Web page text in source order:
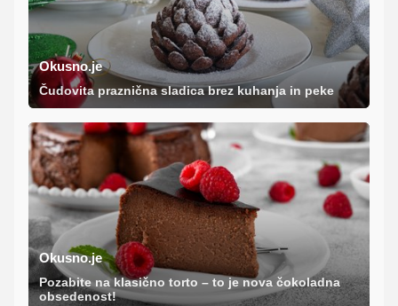
Okusno.je
Čudovita praznična sladica brez kuhanja in peke
Okusno.je
Pozabite na klasično torto – to je nova čokoladna
obsedenost!